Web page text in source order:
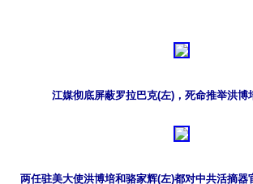
江媒彻底屏蔽罗拉巴克(左)，死命推举洪博
两任驻美大使洪博培和骆家辉(左)都对中共活摘器